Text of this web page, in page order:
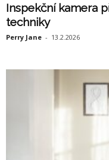
Inspekční kamera
techniky
Perry Jane - 13.2.2026